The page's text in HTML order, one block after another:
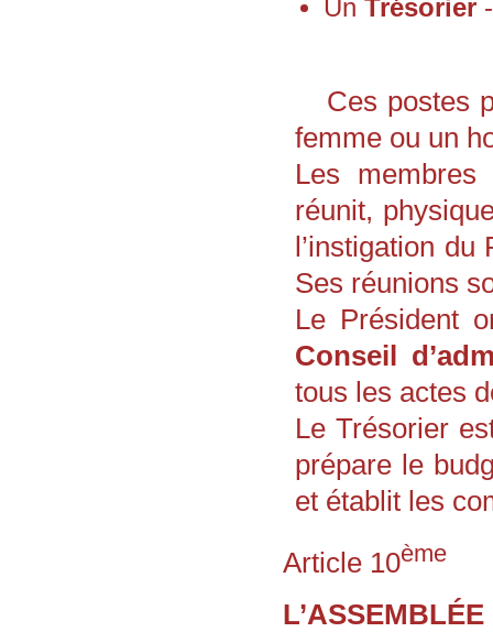
Un Trésorier-
Ces postes
femme ou un
Les
réunit,
l’instigation du
Ses réunions
Le Président
Conseil
tous les actes
Le Trésorier
prépare le
et établit les
Article 10ème